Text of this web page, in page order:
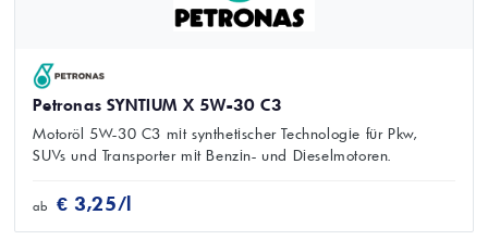
Petronas SYNTIUM X 5W-30 C3
Motoröl 5W-30 C3 mit synthetischer Technologie für Pkw,
SUVs und Transporter mit Benzin- und Dieselmotoren.
ab € 3,25/l